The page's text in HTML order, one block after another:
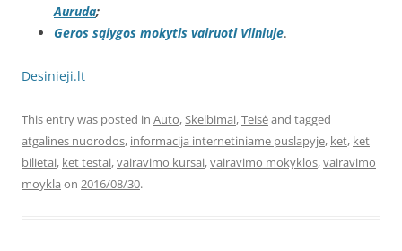
Auruda;
Geros sąlygos mokytis vairuoti Vilniuje.
Desinieji.lt
This entry was posted in Auto,Skelbimai,Teisėand tagged
atgalines nuorodos, informacija internetiniame puslapyje, ket, ket
bilietai, ket testai,vairavimo kursai,vairavimo mokyklos,vairavimo
moykla on 2016/08/30.